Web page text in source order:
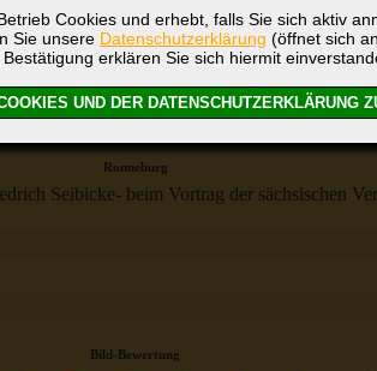
Cookies und erhebt, falls Sie sich aktiv
Sie unsere Datenschutzerklärung (öffnet sich
erklären Sie sich hiermit
Ronneburg
Seibicke- beim Vortrag der sächsischen
Bild-Bewertung